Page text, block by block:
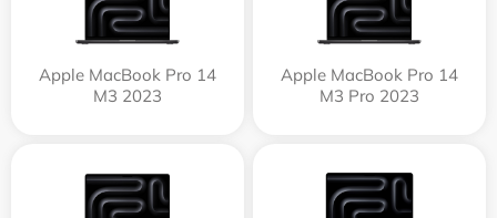
Apple MacBook Pro 14
M3 2023
Apple MacBook Pro 14
M3 Pro 2023